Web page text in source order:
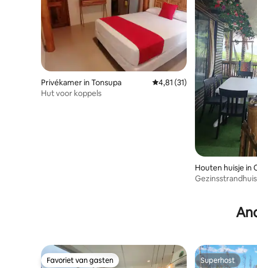
Privékamer in Tonsupa Gemiddelde beoordeling van
4,81 (31)
Hut voor koppels
Houten huisje in
Favoriet van gasten
Favoriet van gasten Superhost
Superhost